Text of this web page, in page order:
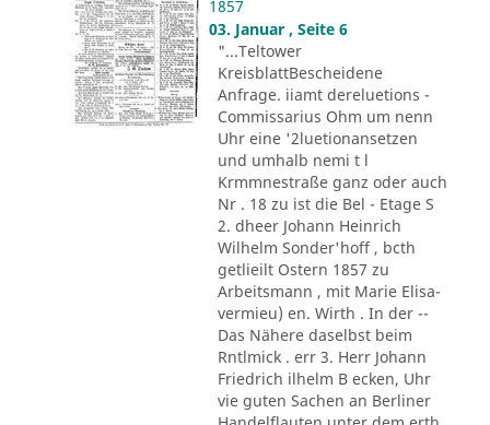
1857
03. Januar , Seite 6
"...Teltower
KreisblattBescheidene
Anfrage. iiamt dereluetions -
Commissarius Ohm um nenn
Uhr eine '2luetionansetzen
und umhalb nemi t l
Krmmnestraße ganz oder auch
Nr . 18 zu ist die Bel - Etage S
2. dheer Johann Heinrich
Wilhelm Sonder'hoff , bcth
getlieilt Ostern 1857 zu
Arbeitsmann , mit Marie Elisa-
vermieu) en. Wirth . In der --
Das Nähere daselbst beim
Rntlmick . err 3. Herr Johann
Friedrich ilhelm B ecken, Uhr
vie guten Sachen an Berliner